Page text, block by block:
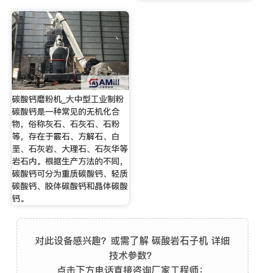
碳酸钙磨粉机_大中型工业制粉
碳酸钙是一种常见的无机化合
物，俗称灰石、石灰石、石粉
等，存在于霰石、方解石、白
垩、石灰岩、大理石、石灰华等
岩石内。根据生产方法的不同，
碳酸钙可分为重质碳酸钙、轻质
碳酸钙、胶体碳酸钙和晶体碳酸
钙。
对此设备感兴趣？或需了解 碳酸岩石子机 详细
技术参数？
点击下方电话直接咨询厂家工程师：